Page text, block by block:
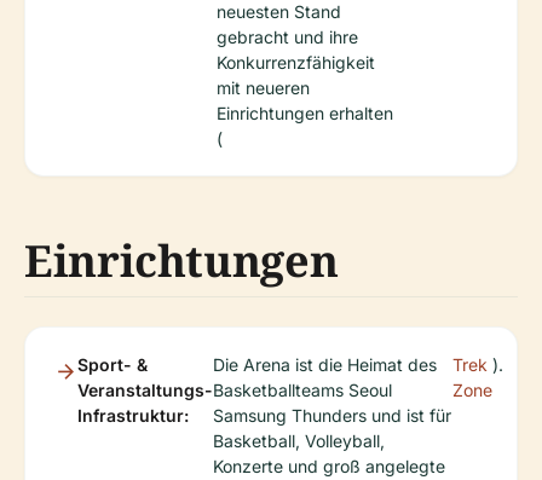
neuesten Stand
gebracht und ihre
Konkurrenzfähigkeit
mit neueren
Einrichtungen erhalten
(
Einrichtungen
Sport- &
Veranstaltungs-
Infrastruktur:
Die Arena ist die Heimat des
Basketballteams Seoul
Samsung Thunders und ist für
Basketball, Volleyball,
Konzerte und groß angelegte
Trek
Zone
).